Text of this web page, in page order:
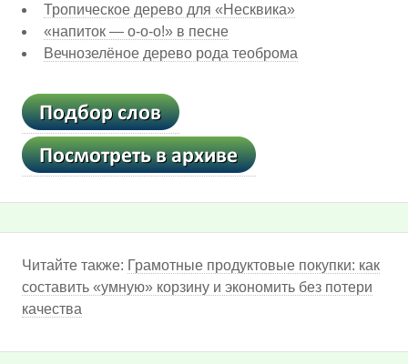
Тропическое дерево для «Несквика»
«напиток — о-о-о!» в песне
Вечнозелёное дерево рода теоброма
Читайте также: Грамотные продуктовые покупки: как
составить «умную» корзину и экономить без потери
качества